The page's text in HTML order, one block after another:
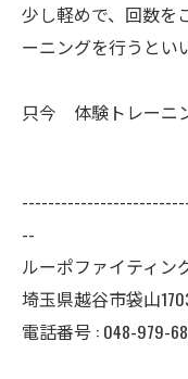
少し軽めで、回数を
ーニングを行うとい
只今 体験トレーニ
--
ルーポファイティン
埼玉県越谷市袋山
電話番号 : 048-979-